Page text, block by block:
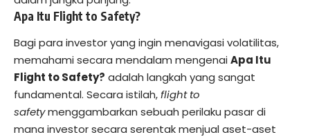
Apa Itu Flight to Safety?
Bagi para investor yang ingin menavigasi volatilitas,
memahami secara mendalam mengenaiApa Itu
Flight to Safety? adalah langkah yang sangat
fundamental. Secara istilah,flight to
safetymenggambarkan sebuah perilaku pasar di
mana investor secara serentak menjual aset-aset